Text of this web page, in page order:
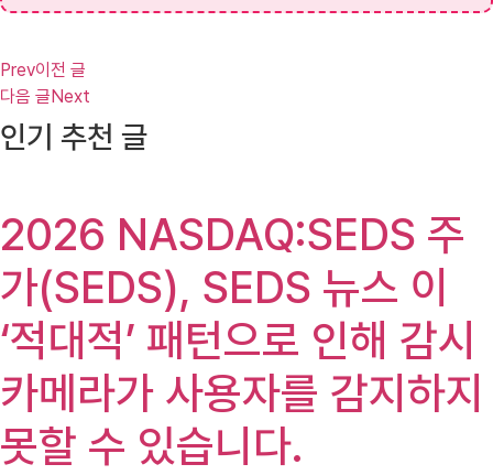
Prev이전 글
다음 글 Next
인기 추천 글
2026 NASDAQ:SEDS 주
가(SEDS), SEDS 뉴스 이
‘적대적’ 패턴으로 인해 감시
카메라가 사용자를 감지하지
못할 수 있습니다.